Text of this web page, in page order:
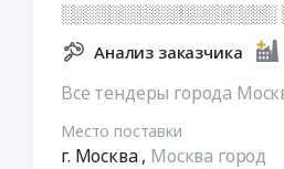
Анализ заказчика
Все тендеры города
Место поставки
г. Москва, Москва город